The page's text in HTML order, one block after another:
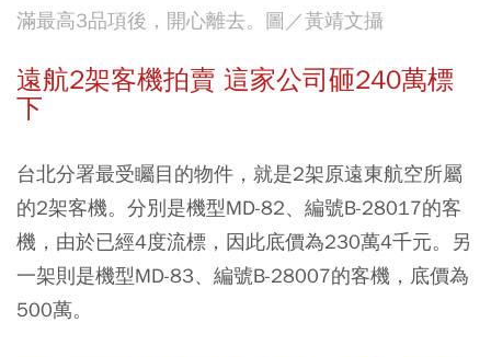
滿最高3品項後，開心離去。圖／黃靖文攝
遠航2架客機拍賣 這家公司砸240萬標
下
台北分署最受矚目的物件，就是2架原遠東航空所屬
的2架客機。分別是機型MD-82、編號B-28017的客
機，由於已經4度流標，因此底價為230萬4千元。另
一架則是機型MD-83、編號B-28007的客機，底價為
500萬。